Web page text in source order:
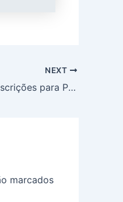
NEXT
Prefeitura abre inscrições para Processo Seletivo de Monitor de Escola – 20 horas
marcados